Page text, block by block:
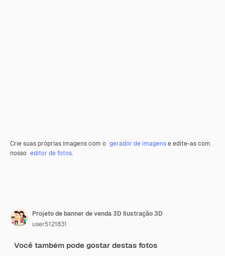
Crie suas próprias imagens com o gerador de imagense edite-as com
nosso editor de fotos.
Projeto de banner de venda 3D Ilustração 3D
user5121831
Você também pode gostar destas fotos